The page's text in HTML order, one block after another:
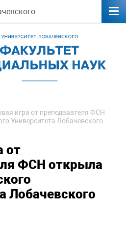
игра от преподавателя ФСН
Университета Лобачевского
от
ФСН открыла
Лобачевского